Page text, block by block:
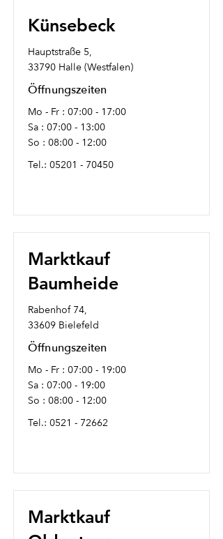
Künsebeck
Hauptstraße 5,
33790 Halle (Westfalen)
Öffnungszeiten
Mo - Fr : 07:00 - 17:00
Sa : 07:00 - 13:00
So : 08:00 - 12:00
Tel.: 05201 - 70450
Marktkauf
Baumheide
Rabenhof 74,
33609 Bielefeld
Öffnungszeiten
Mo - Fr : 07:00 - 19:00
Sa : 07:00 - 19:00
So : 08:00 - 12:00
Tel.: 0521 - 72662
Marktkauf